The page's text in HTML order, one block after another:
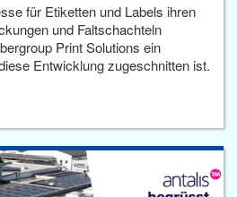
für Etiketten und Labels ihren
und Faltschachteln
Print Solutions ein
Entwicklung zugeschnitten ist.